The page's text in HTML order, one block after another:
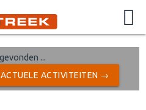
...
ACTIVITEITEN →